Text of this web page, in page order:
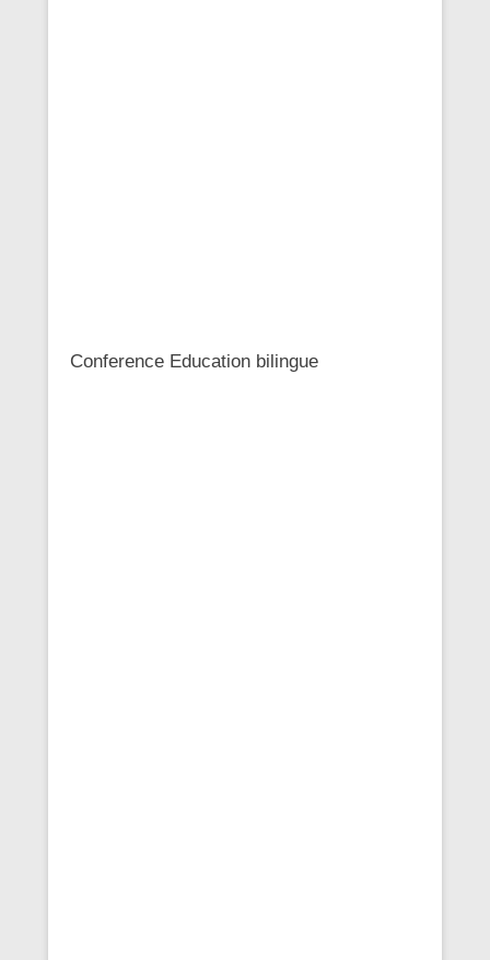
Conference Education bilingue